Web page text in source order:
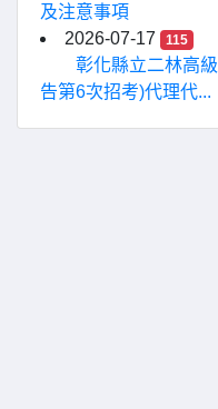
及注意事項
2026-07-17
115
彰化縣立二林高
告第6次招考)代理代...